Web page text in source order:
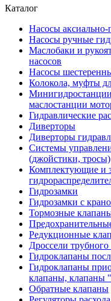
Каталог
Насосы
Насосы ручные
Маслобаки и
насосов
Насосы
Колокола, муфты
маслостанции
Гидравлические
Диверторы
Диверторы
Системы
(джойстики, тросы)
Комплектующие и
Гидрозамки
Гидрозамки с
Тормозные
Редукционные
Дроссели
Гидроклапаны
Гидроклапаны
клапаны,
Обратные клапаны